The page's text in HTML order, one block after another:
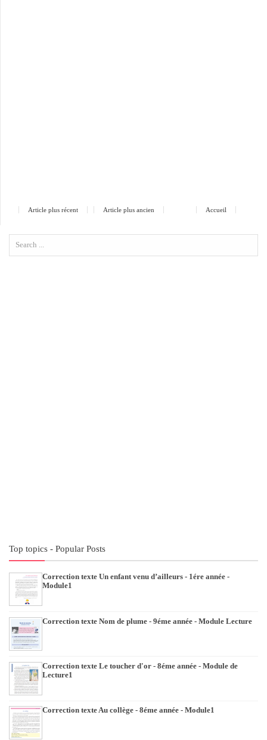
Article plus récent Article plus ancien Accueil
Top topics - Popular Posts
Correction texte Un enfant venu d’ailleurs - 1ére année -
Module1
Correction texte Nom de plume - 9éme année - Module Lecture
Correction texte Le toucher d'or - 8éme année - Module de
Lecture1
Correction texte Au collège - 8éme année - Module1